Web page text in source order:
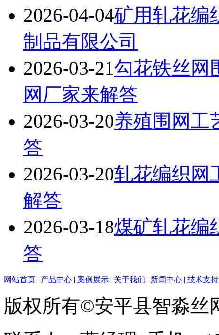
2026-04-04矿用轧花
制品有限公司
2026-03-21勾花铁丝网
网厂家来解答
2026-03-20养殖围网工
答
2026-03-20轧花编织网
解答
2026-03-18煤矿轧花编
答
网站首页 | 产品中心 | 案例展示 | 关于我们 | 新闻中心 | 技术支持
版权所有©安平县智淼丝